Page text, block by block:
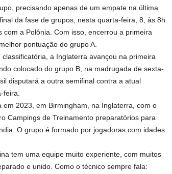
precisando apenas de um empate na última
da fase de grupos, nesta quarta-feira, 8, às 8h
a Polônia. Com isso, encerrou a primeira
pontuação do grupo A.
a Inglaterra avançou na primeira
colocado do grupo B, na madrugada de sexta-
disputará a outra semifinal contra a atual
2023, em Birmingham, na Inglaterra, com o
Campings de Treinamento preparatórios para
O grupo é formado por jogadoras com idades
tem uma equipe muito experiente, com muitos
e unido. Como o técnico sempre fala: